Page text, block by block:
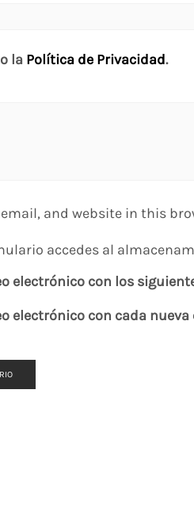
la Política de Privacidad.
email, and website in this
accedes al
electrónico con los
electrónico con cada nueva